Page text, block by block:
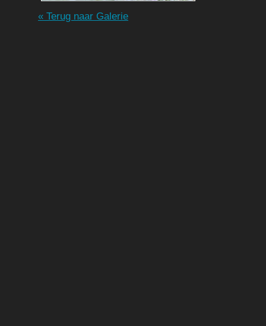
« Terug naar Galerie